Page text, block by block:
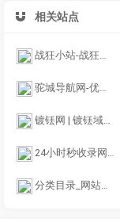
相关站点
战狂小站-战狂网络引导页
驼城导航网-优质的站点收录平台
镀铥网 | 镀铥域名含义组词,域名收藏,域名海报,商标知识,商标注册,双拼域名,四声母域名,学习日记,商标制作,小黄经验分享,www.dudiu.com
24小时秒收录网址导航 - 24小时链网址推广网址广告网址登陆网址收录
分类目录_网站目录_网址提交_网站收录大全_小木虫分类目录